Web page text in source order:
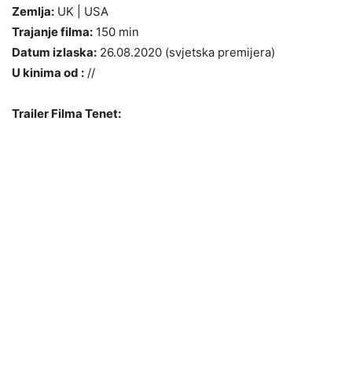
Zemlja: UK | USA
Trajanje filma: 150 min
Datum izlaska: 26.08.2020 (svjetska premijera)
U kinima od : //
Trailer Filma Tenet: